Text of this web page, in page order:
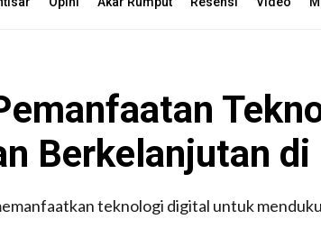
Berkelanjutan
teknologi digital untuk